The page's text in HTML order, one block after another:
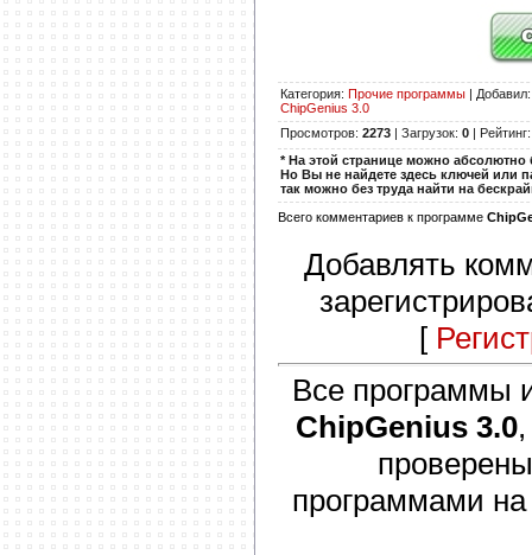
Категория: Прочие программы | Добавил
СhipGenius 3.0
Просмотров: 2273 | Загрузок: 0 | Рейтинг
* На этой странице можно абсолютно
Но Вы не найдете здесь ключей или
так можно без труда найти на
Всего комментариев к программе
Добавлять
[
Все программы
СhipGenius 3.0,
программами на